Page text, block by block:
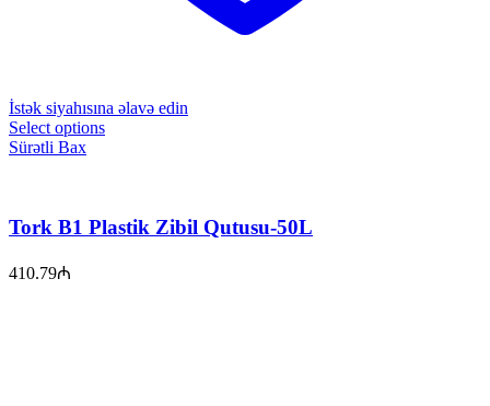
İstək siyahısına əlavə edin
Select options
Sürətli Bax
Tork B1 Plastik Zibil Qutusu-50L
410.79₼